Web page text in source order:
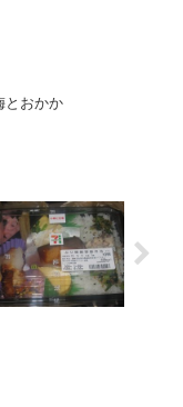
とおかか